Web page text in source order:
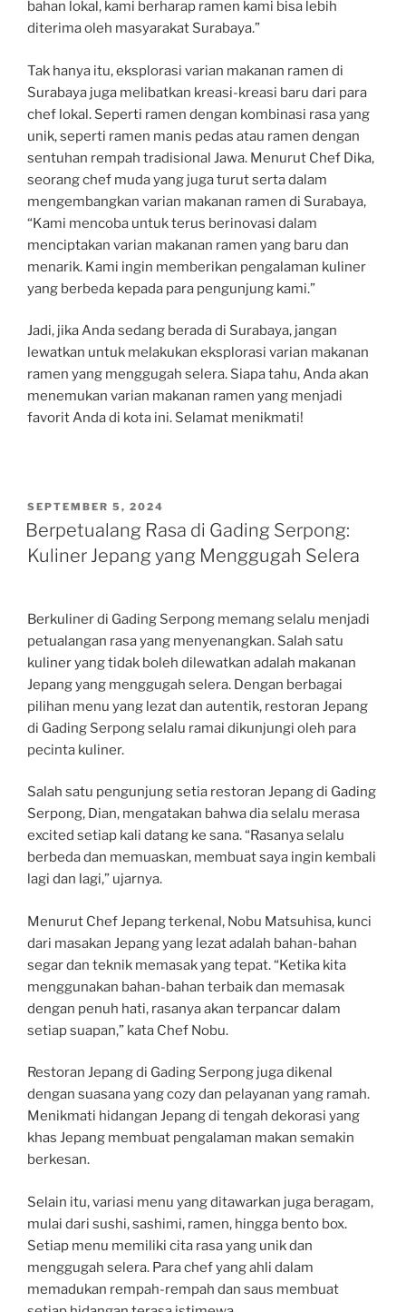
bahan lokal, kami berharap ramen kami bisa lebih
diterima oleh masyarakat Surabaya.”
Tak hanya itu, eksplorasi varian makanan ramen di
Surabaya juga melibatkan kreasi-kreasi baru dari para
chef lokal. Seperti ramen dengan kombinasi rasa yang
unik, seperti ramen manis pedas atau ramen dengan
sentuhan rempah tradisional Jawa. Menurut Chef Dika,
seorang chef muda yang juga turut serta dalam
mengembangkan varian makanan ramen di Surabaya,
“Kami mencoba untuk terus berinovasi dalam
menciptakan varian makanan ramen yang baru dan
menarik. Kami ingin memberikan pengalaman kuliner
yang berbeda kepada para pengunjung kami.”
Jadi, jika Anda sedang berada di Surabaya, jangan
lewatkan untuk melakukan eksplorasi varian makanan
ramen yang menggugah selera. Siapa tahu, Anda akan
menemukan varian makanan ramen yang menjadi
favorit Anda di kota ini. Selamat menikmati!
POSTED
ON
SEPTEMBER 5, 2024
Berpetualang Rasa di Gading Serpong:
Kuliner Jepang yang Menggugah Selera
Berkuliner di Gading Serpong memang selalu menjadi
petualangan rasa yang menyenangkan. Salah satu
kuliner yang tidak boleh dilewatkan adalah makanan
Jepang yang menggugah selera. Dengan berbagai
pilihan menu yang lezat dan autentik, restoran Jepang
di Gading Serpong selalu ramai dikunjungi oleh para
pecinta kuliner.
Salah satu pengunjung setia restoran Jepang di Gading
Serpong, Dian, mengatakan bahwa dia selalu merasa
excited setiap kali datang ke sana. “Rasanya selalu
berbeda dan memuaskan, membuat saya ingin kembali
lagi dan lagi,” ujarnya.
Menurut Chef Jepang terkenal, Nobu Matsuhisa, kunci
dari masakan Jepang yang lezat adalah bahan-bahan
segar dan teknik memasak yang tepat. “Ketika kita
menggunakan bahan-bahan terbaik dan memasak
dengan penuh hati, rasanya akan terpancar dalam
setiap suapan,” kata Chef Nobu.
Restoran Jepang di Gading Serpong juga dikenal
dengan suasana yang cozy dan pelayanan yang ramah.
Menikmati hidangan Jepang di tengah dekorasi yang
khas Jepang membuat pengalaman makan semakin
berkesan.
Selain itu, variasi menu yang ditawarkan juga beragam,
mulai dari sushi, sashimi, ramen, hingga bento box.
Setiap menu memiliki cita rasa yang unik dan
menggugah selera. Para chef yang ahli dalam
memadukan rempah-rempah dan saus membuat